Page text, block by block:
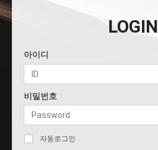
LOGIN
아이디
비밀번호
자동로그인